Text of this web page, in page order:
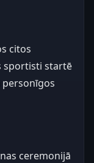
citos
sportisti startē
ceremonijā